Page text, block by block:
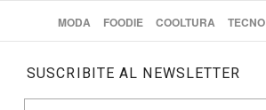
MODA FOODIE COOLTURA TECNO
SUSCRIBITE AL NEWSLETTER